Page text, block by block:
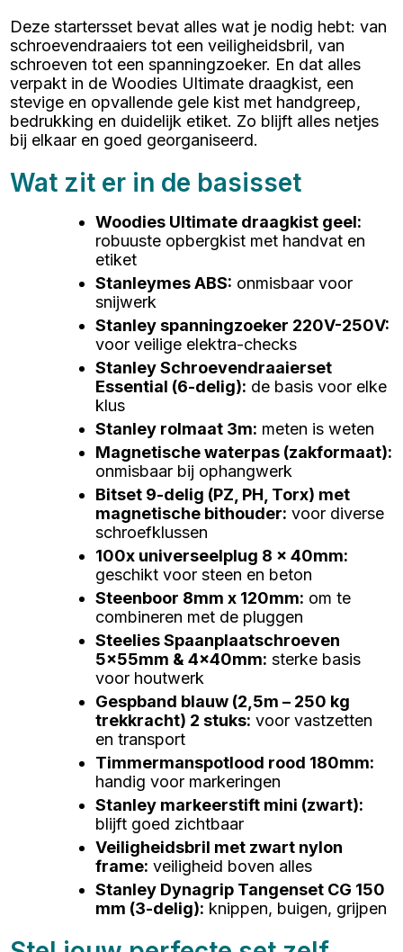
Deze startersset bevat alles wat je nodig hebt: van
schroevendraaiers tot een veiligheidsbril, van
schroeven tot een spanningzoeker. En dat alles
verpakt in de Woodies Ultimate draagkist, een
stevige en opvallende gele kist met handgreep,
bedrukking en duidelijk etiket. Zo blijft alles netjes
bij elkaar en goed georganiseerd.
Wat zit er in de basisset
Woodies Ultimate draagkist geel:
robuuste opbergkist met handvat en
etiket
Stanleymes ABS: onmisbaar voor
snijwerk
Stanley spanningzoeker 220V-250V:
voor veilige elektra-checks
Stanley Schroevendraaierset
Essential (6-delig): de basis voor elke
klus
Stanley rolmaat 3m: meten is weten
Magnetische waterpas (zakformaat):
onmisbaar bij ophangwerk
Bitset 9-delig (PZ, PH, Torx) met
magnetische bithouder: voor diverse
schroefklussen
100x universeelplug 8 x 40mm:
geschikt voor steen en beton
Steenboor 8mm x 120mm: om te
combineren met de pluggen
Steelies Spaanplaatschroeven
5x55mm & 4x40mm: sterke basis
voor houtwerk
Gespband blauw (2,5m – 250 kg
trekkracht) 2 stuks: voor vastzetten
en transport
Timmermanspotlood rood 180mm:
handig voor markeringen
Stanley markeerstift mini (zwart):
blijft goed zichtbaar
Veiligheidsbril met zwart nylon
frame: veiligheid boven alles
Stanley Dynagrip Tangenset CG 150
mm (3-delig): knippen, buigen, grijpen